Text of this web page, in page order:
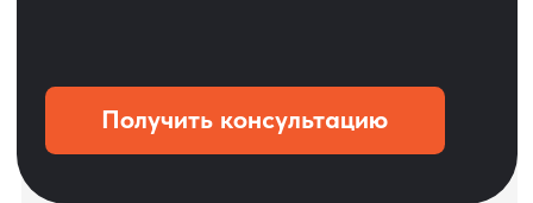
Оставить заявку